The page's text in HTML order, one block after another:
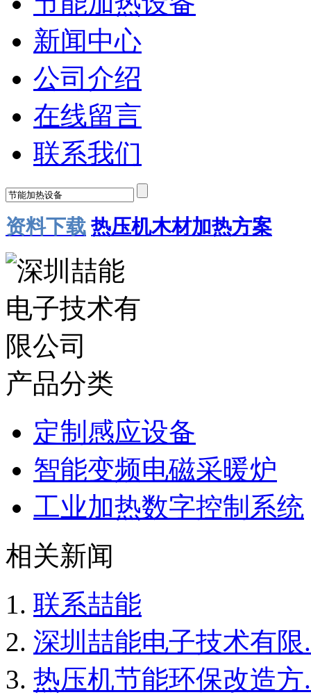
新闻中心
公司介绍
在线留言
联系我们
资料下载 热压机木材加热方案
产品分类
定制感应设备
智能变频电磁采暖炉
工业加热数字控制系统
相关新闻
联系喆能
深圳喆能电子技术有限
热压机节能环保改造方